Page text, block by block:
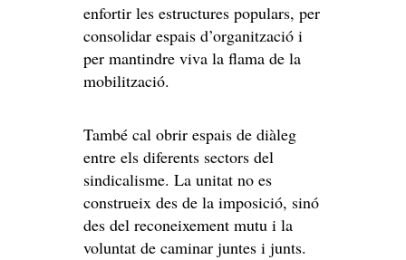
enfortir les estructures populars, per
consolidar espais d’organització i
per mantindre viva la flama de la
mobilització.
També cal obrir espais de diàleg
entre els diferents sectors del
sindicalisme. La unitat no es
construeix des de la imposició, sinó
des del reconeixement mutu i la
voluntat de caminar juntes i junts.